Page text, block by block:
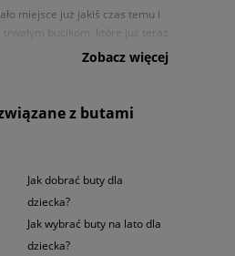
miejsce już jakiś czas temu i
bucikom, które już teraz
od
mogłyby powstać na skutek
stawianym krokom.
także do codziennych,
i przekonaj się dlaczego
Zobacz więcej
z butami
Jak dobrać buty dla
dziecka?
Jak wybrać buty na lato dla
dziecka?